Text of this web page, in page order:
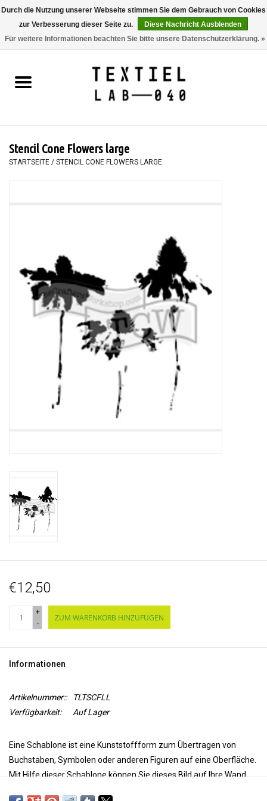
0 Artikel - €0,00
BÜCHER
MALEN
WERKZEUGE
Stencil Cone Flowers large
STARTSEITE / STENCIL CONE FLOWERS LARGE
€12,50
+
-
ZUM WARENKORB HINZUFÜGEN
Informationen
Artikelnummer::
TLTSCFLL
Verfügbarkeit:
Auf Lager
Eine Schablone ist eine Kunststoffform zum Übertragen von
Buchstaben, Symbolen oder anderen Figuren auf eine Oberfläche.
Mit Hilfe dieser Schablone können Sie dieses Bild auf Ihre Wand,
Durch die Nutzung unserer Webseite stimmen Sie dem Gebrauch von Cookies
zur Verbesserung dieser Seite zu.
Diese Nachricht Ausblenden
Für weitere Informationen beachten Sie bitte unsere Datenschutzerklärung. »